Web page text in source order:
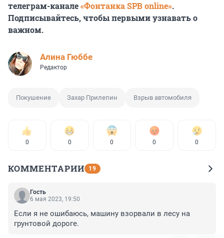
телеграм-канале«Фонтанка SPB online».
Подписывайтесь, чтобы первыми узнавать о
важном.
Алина Гюббе
Редактор
Покушение Захар Прилепин Взрыв автомобиля
0 0 0 0 0
КОММЕНТАРИИ 19
Гость
6 мая 2023, 19:50
Если я не ошибаюсь, машину взорвали в лесу на
грунтовой дороге.